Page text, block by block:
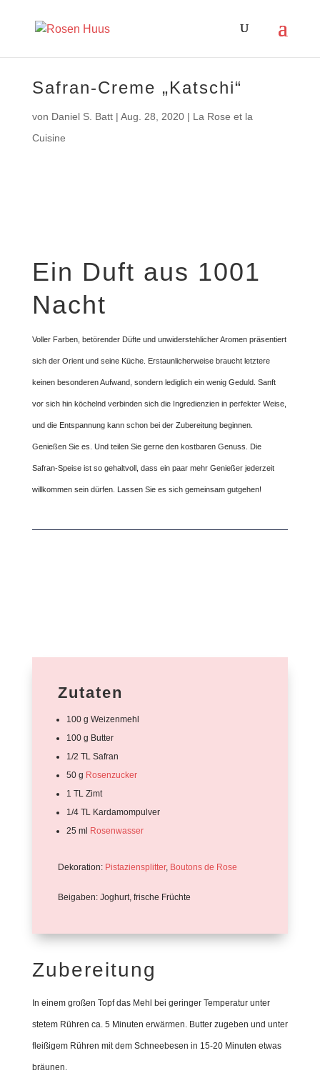
Safran-Creme „Katschi“
von Daniel S. Batt| Aug. 28, 2020| La Rose et la
Cuisine
Ein Duft aus 1001
Nacht
Voller Farben, betörender Düfte und unwiderstehlicher Aromen präsentiert
sich der Orient und seine Küche. Erstaunlicherweise braucht letztere
keinen besonderen Aufwand, sondern lediglich ein wenig Geduld. Sanft
vor sich hin köchelnd verbinden sich die Ingredienzien in perfekter Weise,
und die Entspannung kann schon bei der Zubereitung beginnen.
Genießen Sie es. Und teilen Sie gerne den kostbaren Genuss. Die
Safran-Speise ist so gehaltvoll, dass ein paar mehr Genießer jederzeit
willkommen sein dürfen. Lassen Sie es sich gemeinsam gutgehen!
Zutaten
100 g Weizenmehl
100 g Butter
1/2 TL Safran
50 g Rosenzucker
1 TL Zimt
1/4 TL Kardamompulver
25 ml Rosenwasser
Dekoration: Pistaziensplitter, Boutons de Rose
Beigaben: Joghurt, frische Früchte
Zubereitung
In einem großen Topf das Mehl bei geringer Temperatur unter
stetem Rühren ca. 5 Minuten erwärmen. Butter zugeben und unter
fleißigem Rühren mit dem Schneebesen in 15-20 Minuten etwas
bräunen.